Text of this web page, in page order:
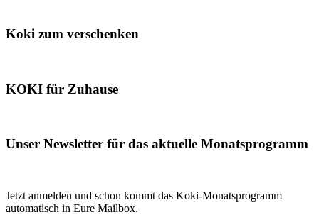
Koki zum verschenken
KOKI für Zuhause
Unser Newsletter für das aktuelle Monatsprogramm
Jetzt anmelden und schon kommt das Koki-Monatsprogramm
automatisch in Eure Mailbox.